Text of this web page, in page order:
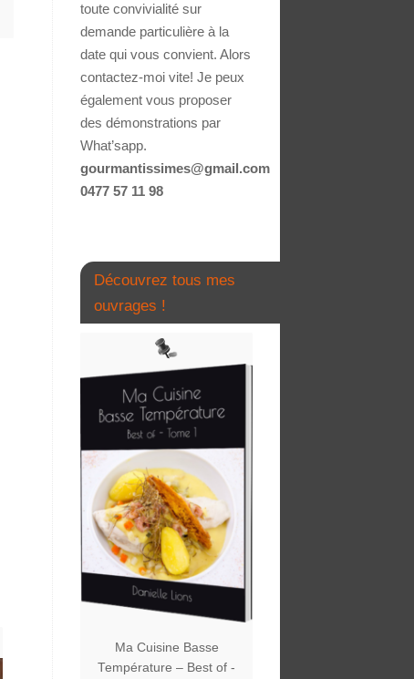
toute convivialité sur
demande particulière à la
date qui vous convient. Alors
contactez-moi vite! Je peux
également vous proposer
des démonstrations par
What’sapp.
gourmantissimes@gmail.com
0477 57 11 98
Découvrez tous mes
ouvrages !
Ma Cuisine Basse
Température – Best of -